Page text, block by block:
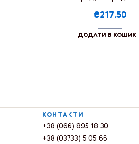
₴217.50
ДОДАТИ В КОШИК
КОНТАКТИ
+38 (066) 895 18 30
+38 (03733) 5 05 66